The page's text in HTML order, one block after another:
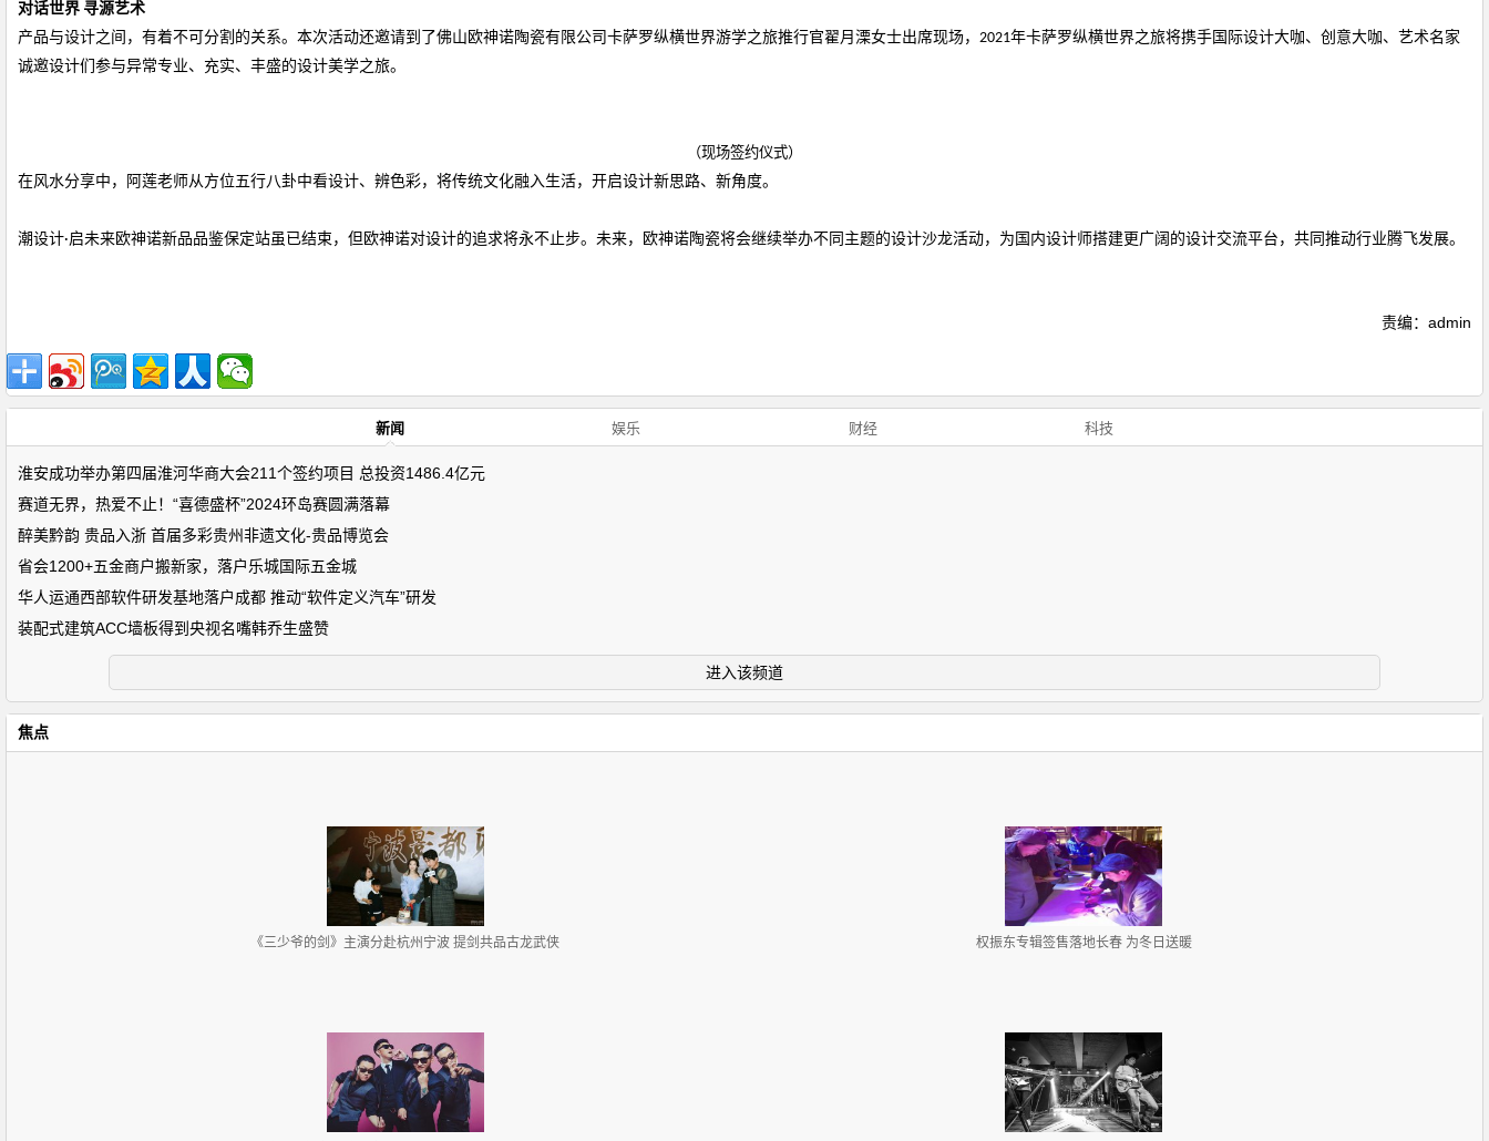
对话世界 寻源艺术
产品与设计之间，有着不可分割的关系。本次活动还邀请到了佛山欧神诺陶瓷有限公司 卡萨罗纵横世界游学之旅推行官翟月溧女士出席现场， 2021年卡萨罗纵横世界之旅将携手国际设计大咖、创意大咖、艺术名家
诚邀设计们参与异常专业、充实、丰盛的设计美学之旅。
（现场签约仪式）
在风水分享中，阿莲老师从方位五行八卦中看设计、辨色彩，将传统文化融入生活，开启设计新思路、新角度。
潮设计·启未来欧神诺新品品鉴保定站虽已结束，但欧神诺对设计的追求将永不止步。未来，欧神诺陶瓷将会继续举办不同主题的设计沙龙活动，为国内设计师搭建更广阔的设计交流平台，共同推动行业腾飞发展。
责编：admin
新闻 娱乐 财经 科技
淮安成功举办第四届淮河华商大会211个签约项目 总投资1486.4亿元
赛道无界，热爱不止！“喜德盛杯”2024环岛赛圆满落幕
醉美黔韵 贵品入浙 首届多彩贵州非遗文化-贵品博览会
省会1200+五金商户搬新家，落户乐城国际五金城
华人运通西部软件研发基地落户成都 推动“软件定义汽车”研发
装配式建筑ACC墙板得到央视名嘴韩乔生盛赞
进入该频道
焦点
《三少爷的剑》主演分赴杭州宁波 提剑共品古龙武侠 权振东专辑签售落地长春 为冬日送暖